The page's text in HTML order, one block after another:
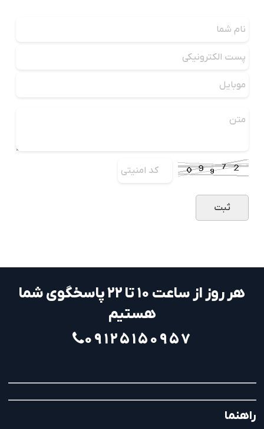
هر روز از ساعت ۱۰ تا ۲۲ پاسخگوی شما
هستیم
۰۹۱۲۵۱۵۰۹۵۷
راهنما